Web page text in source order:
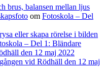
brus, balansen mellan ljus
om Fotoskola – Del
eller skapa rörelse i bilden
– Del 1: Bländare
den 12 maj 2022
vid Rödhäll den 12 maj